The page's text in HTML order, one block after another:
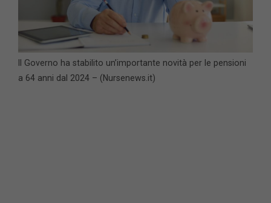
Il Governo ha stabilito un’importante novità per le pensioni
a 64 anni dal 2024 – (Nursenews.it)